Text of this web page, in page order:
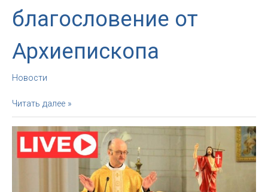
благословение от
Архиепископа
Новости
16
апреля.
Вечернее
благословение
от
Читать далее »